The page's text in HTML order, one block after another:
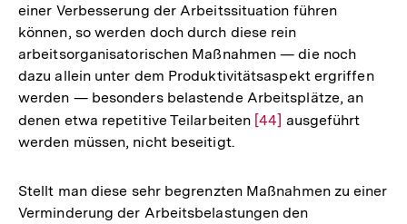
einer Verbesserung der Arbeitssituation führen
können, so werden doch durch diese rein
arbeitsorganisatorischen Maßnahmen — die noch
dazu allein unter dem Produktivitätsaspekt ergriffen
werden — besonders belastende Arbeitsplätze, an
denen etwa repetitive Teilarbeiten Zur
Fußnote
[44] ausgeführt
werden müssen, nicht beseitigt.
Stellt man diese sehr begrenzten Maßnahmen zu einer
Verminderung der Arbeitsbelastungen den